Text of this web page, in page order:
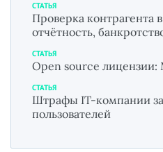
СТАТЬЯ
Проверка контрагента
отчётность,
СТАТЬЯ
Open source лицензии:
СТАТЬЯ
Штрафы IT-компании
пользователей